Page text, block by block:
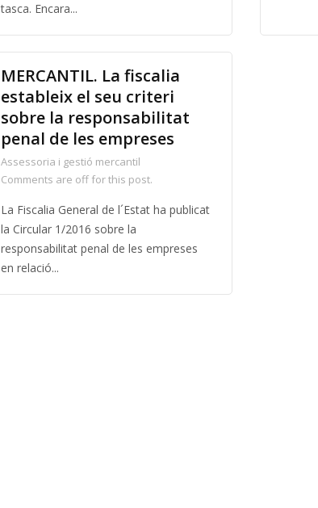
tasca. Encara...
MERCANTIL. La fiscalia
estableix el seu criteri
sobre la responsabilitat
penal de les empreses
Assessoria i gestió mercantil
Comments are off for this post.
La Fiscalia General de l´Estat ha publicat
la Circular 1/2016 sobre la
responsabilitat penal de les empreses
en relació...